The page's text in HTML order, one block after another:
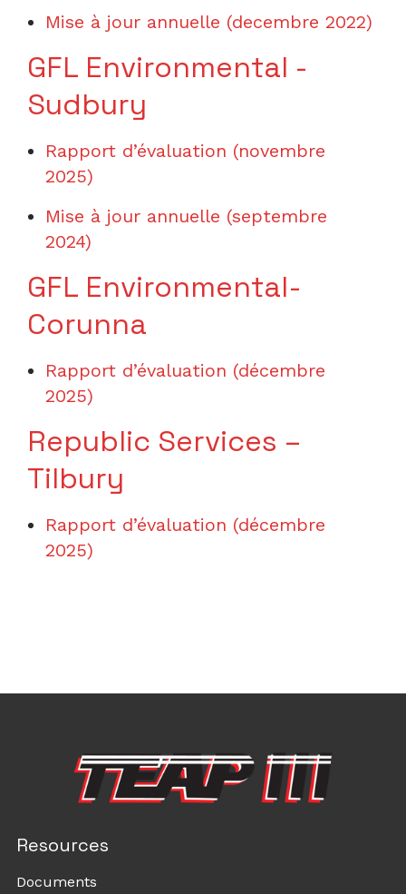
Mise à jour annuelle (decembre 2022)
GFL Environmental -
Sudbury
Rapport d’évaluation (novembre
2025)
Mise à jour annuelle (septembre
2024)
GFL Environmental-
Corunna
Rapport d’évaluation (décembre
2025)
Republic Services –
Tilbury
Rapport d’évaluation (décembre
2025)
Resources
Documents